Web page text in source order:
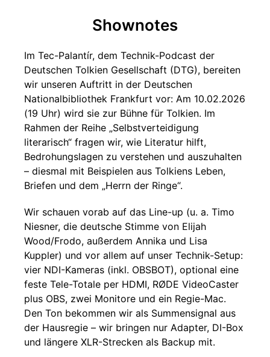
Shownotes
Im Tec-Palantír, dem Technik-Podcast der
Deutschen Tolkien Gesellschaft (DTG), bereiten
wir unseren Auftritt in der Deutschen
Nationalbibliothek Frankfurt vor: Am 10.02.2026
(19 Uhr) wird sie zur Bühne für Tolkien. Im
Rahmen der Reihe „Selbstverteidigung
literarisch“ fragen wir, wie Literatur hilft,
Bedrohungslagen zu verstehen und auszuhalten
– diesmal mit Beispielen aus Tolkiens Leben,
Briefen und dem „Herrn der Ringe“.
Wir schauen vorab auf das Line-up (u. a. Timo
Niesner, die deutsche Stimme von Elijah
Wood/Frodo, außerdem Annika und Lisa
Kuppler) und vor allem auf unser Technik-Setup:
vier NDI-Kameras (inkl. OBSBOT), optional eine
feste Tele-Totale per HDMI, RØDE VideoCaster
plus OBS, zwei Monitore und ein Regie-Mac.
Den Ton bekommen wir als Summensignal aus
der Hausregie – wir bringen nur Adapter, DI-Box
und längere XLR-Strecken als Backup mit.